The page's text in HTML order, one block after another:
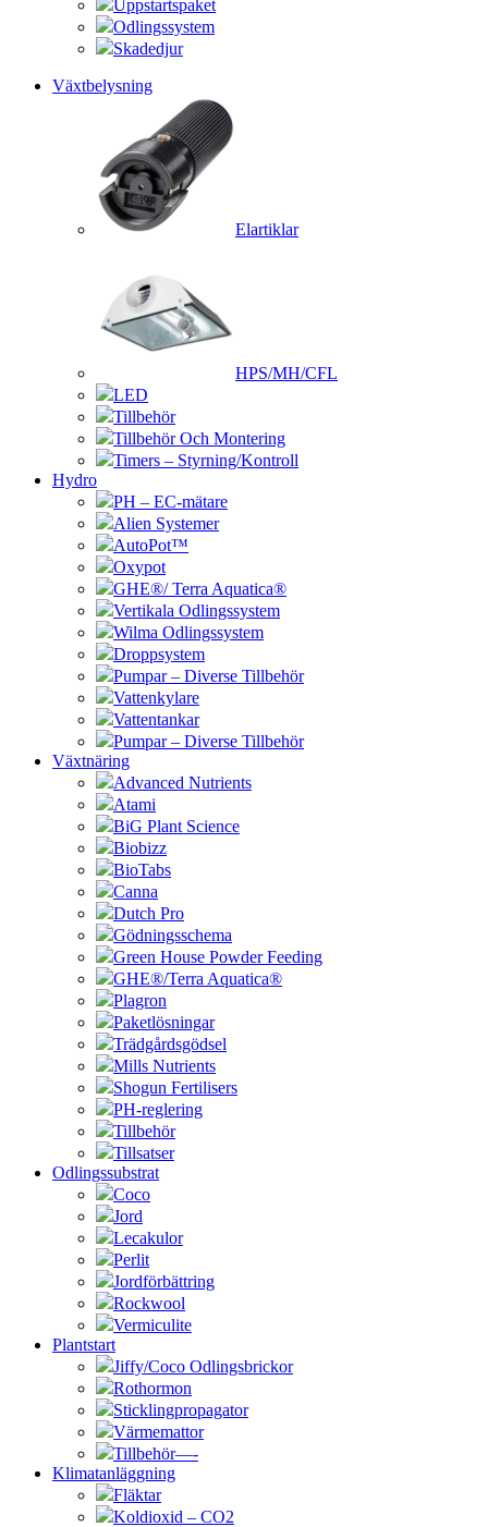
Uppstartspaket
Odlingssystem
Skadedjur
Växtbelysning
Elartiklar
HPS/MH/CFL
LED
Tillbehör
Tillbehör Och Montering
Timers – Styrning/Kontroll
Hydro
PH – EC-mätare
Alien Systemer
AutoPot™
Oxypot
GHE®/ Terra Aquatica®
Vertikala Odlingssystem
Wilma Odlingssystem
Droppsystem
Pumpar – Diverse Tillbehör
Vattenkylare
Vattentankar
Pumpar – Diverse Tillbehör
Växtnäring
Advanced Nutrients
Atami
BiG Plant Science
Biobizz
BioTabs
Canna
Dutch Pro
Gödningsschema
Green House Powder Feeding
GHE®/Terra Aquatica®
Plagron
Paketlösningar
Trädgårdsgödsel
Mills Nutrients
Shogun Fertilisers
PH-reglering
Tillbehör
Tillsatser
Odlingssubstrat
Coco
Jord
Lecakulor
Perlit
Jordförbättring
Rockwool
Vermiculite
Plantstart
Jiffy/Coco Odlingsbrickor
Rothormon
Sticklingpropagator
Värmemattor
Tillbehör—-
Klimatanläggning
Fläktar
Koldioxid – CO2